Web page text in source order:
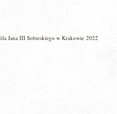
Jana III Sobieskiego w Krakowie 2022